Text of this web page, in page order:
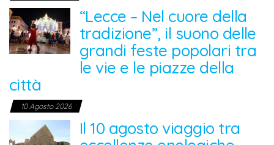
“Lecce – Nel cuore della
tradizione”, il suono delle
grandi feste popolari tra
le vie e le piazze della
città
10 Agosto 2026
Il 10 agosto viaggio tra